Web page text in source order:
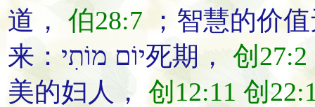
道 ， 伯28:7 ； 智慧的价
来：יוֹם מוֹתִי死期， 创27:2
美的妇人 ， 创12:11 创